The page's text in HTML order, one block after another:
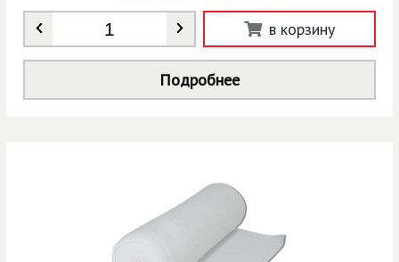
Количество в корзину
Подробнее